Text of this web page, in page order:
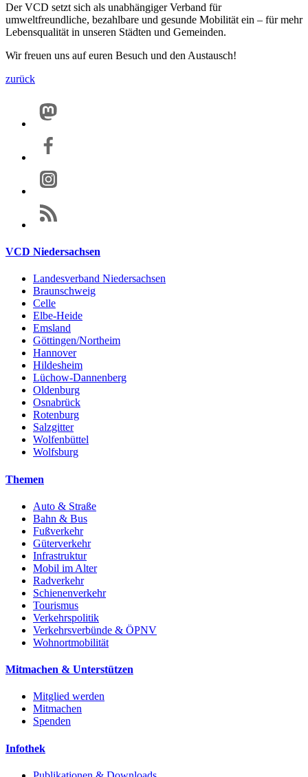
Der VCD setzt sich als unabhängiger Verband für
umweltfreundliche, bezahlbare und gesunde Mobilität ein – für mehr
Lebensqualität in unseren Städten und Gemeinden.
Wir freuen uns auf euren Besuch und den Austausch!
zurück
VCD Niedersachsen
Landesverband Niedersachsen
Braunschweig
Celle
Elbe-Heide
Emsland
Göttingen/Northeim
Hannover
Hildesheim
Lüchow-Dannenberg
Oldenburg
Osnabrück
Rotenburg
Salzgitter
Wolfenbüttel
Wolfsburg
Themen
Auto & Straße
Bahn & Bus
Fußverkehr
Güterverkehr
Infrastruktur
Mobil im Alter
Radverkehr
Schienenverkehr
Tourismus
Verkehrspolitik
Verkehrsverbünde & ÖPNV
Wohnortmobilität
Mitmachen & Unterstützen
Mitglied werden
Mitmachen
Spenden
Infothek